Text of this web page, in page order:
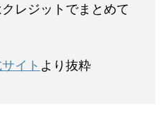
レジットでまとめて
イト より抜粋